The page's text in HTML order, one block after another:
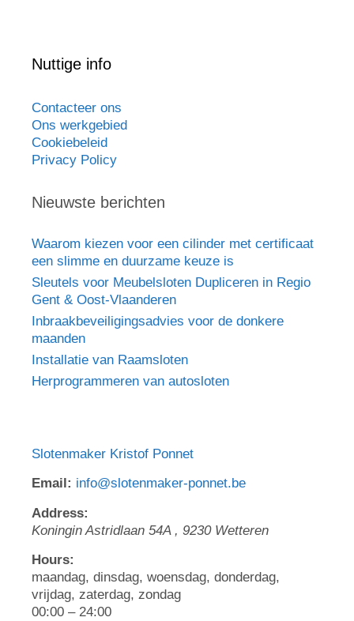
Nuttige info
Contacteer ons
Ons werkgebied
Cookiebeleid
Privacy Policy
Nieuwste berichten
Waarom kiezen voor een cilinder met certificaat
een slimme en duurzame keuze is
Sleutels voor Meubelsloten Dupliceren in Regio
Gent & Oost-Vlaanderen
Inbraakbeveiligingsadvies voor de donkere
maanden
Installatie van Raamsloten
Herprogrammeren van autosloten
Slotenmaker Kristof Ponnet
Email: info@slotenmaker-ponnet.be
Address:
Koningin Astridlaan 54A , 9230 Wetteren
Hours:
maandag, dinsdag, woensdag, donderdag,
vrijdag, zaterdag, zondag
00:00 – 24:00